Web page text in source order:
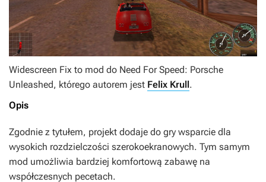
Widescreen Fix to mod do Need For Speed: Porsche
Unleashed, którego autorem jest Felix Krull.
Opis
Zgodnie z tytułem, projekt dodaje do gry wsparcie dla
wysokich rozdzielczości szerokoekranowych. Tym samym
mod umożliwia bardziej komfortową zabawę na
współczesnych pecetach.